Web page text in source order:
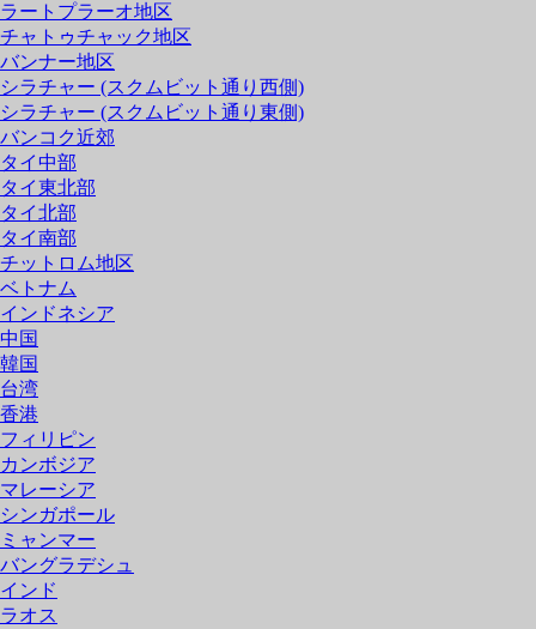
ラートプラーオ地区
チャトゥチャック地区
バンナー地区
シラチャー (スクムビット通り西側)
シラチャー (スクムビット通り東側)
バンコク近郊
タイ中部
タイ東北部
タイ北部
タイ南部
チットロム地区
ベトナム
インドネシア
中国
韓国
台湾
香港
フィリピン
カンボジア
マレーシア
シンガポール
ミャンマー
バングラデシュ
インド
ラオス